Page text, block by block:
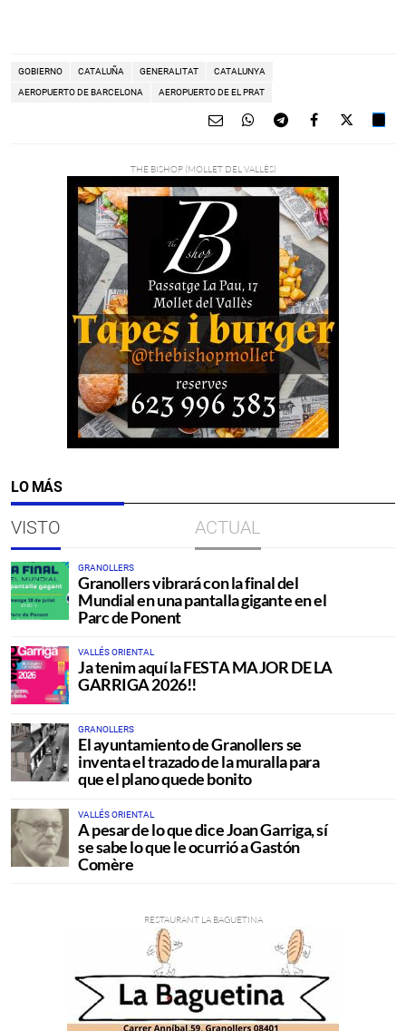
GOBIERNO CATALUÑA GENERALITAT CATALUNYA
AEROPUERTO DE BARCELONA AEROPUERTO DE EL PRAT
LO MÁS
VISTO ACTUAL
GRANOLLERS
Granollers vibrará con la final del
Mundial en una pantalla gigante en el
Parc de Ponent
VALLÉS ORIENTAL
Ja tenim aquí la FESTA MAJOR DE LA
GARRIGA 2026!!
GRANOLLERS
El ayuntamiento de Granollers se
inventa el trazado de la muralla para
que el plano quede bonito
VALLÉS ORIENTAL
A pesar de lo que dice Joan Garriga, sí
se sabe lo que le ocurrió a Gastón
Comère